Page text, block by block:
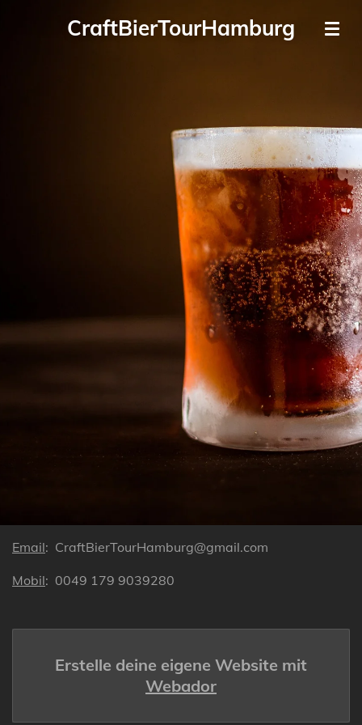
HauptinhaltCraftBierTourHamburg
Email: CraftBierTourHamburg@gmail.com
Mobil: 0049 179 9039280
Erstelle deine eigene Website mit
Webador